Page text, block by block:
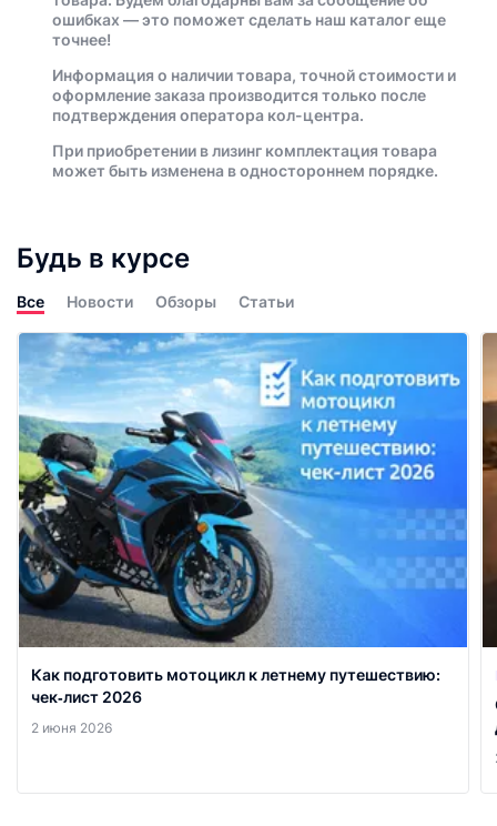
ошибках — это поможет сделать наш каталог еще
точнее!
Информация о наличии товара, точной стоимости и
оформление заказа производится только после
подтверждения оператора кол-центра.
При приобретении в лизинг комплектация товара
может быть изменена в одностороннем порядке.
Будь в курсе
Все Новости Обзоры Статьи
Как подготовить мотоцикл к летнему путешествию:
чек‑лист 2026
2 июня 2026